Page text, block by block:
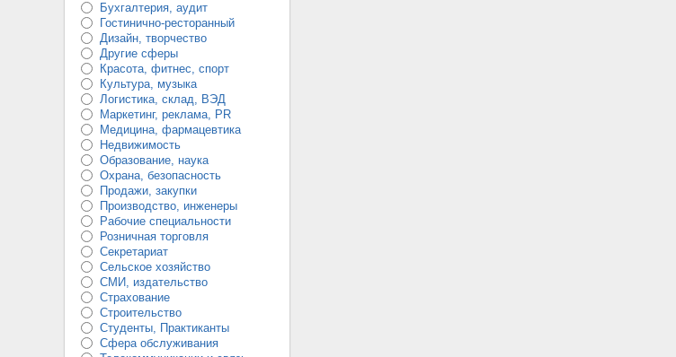
Бухгалтерия, аудит
Гостинично-ресторанный
Дизайн, творчество
Другие сферы
Красота, фитнес, спорт
Культура, музыка
Логистика, склад, ВЭД
Маркетинг, реклама, PR
Медицина, фармацевтика
Недвижимость
Образование, наука
Охрана, безопасность
Продажи, закупки
Производство, инженеры
Рабочие специальности
Розничная торговля
Секретариат
Сельское хозяйство
СМИ, издательство
Страхование
Строительство
Студенты, Практиканты
Сфера обслуживания